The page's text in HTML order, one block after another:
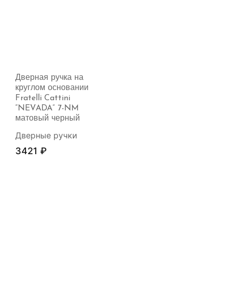
Дверная ручка на
круглом основании
Fratelli Cattini
“NEVADA” 7-NM
матовый черный
Дверные ручки
3421 ₽